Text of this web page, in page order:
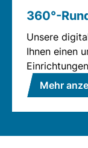
360°-
Unsere
Ihnen einen
Mehr